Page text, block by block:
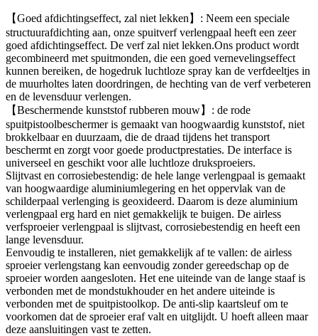
【Goed afdichtingseffect, zal niet lekken】: Neem een speciale
structuurafdichting aan, onze spuitverf verlengpaal heeft een zeer
goed afdichtingseffect. De verf zal niet lekken.Ons product wordt
gecombineerd met spuitmonden, die een goed vernevelingseffect
kunnen bereiken, de hogedruk luchtloze spray kan de verfdeeltjes in
de muurholtes laten doordringen, de hechting van de verf verbeteren
en de levensduur verlengen.
【Beschermende kunststof rubberen mouw】: de rode
spuitpistoolbeschermer is gemaakt van hoogwaardig kunststof, niet
brokkelbaar en duurzaam, die de draad tijdens het transport
beschermt en zorgt voor goede productprestaties. De interface is
universeel en geschikt voor alle luchtloze druksproeiers.
Slijtvast en corrosiebestendig: de hele lange verlengpaal is gemaakt
van hoogwaardige aluminiumlegering en het oppervlak van de
schilderpaal verlenging is geoxideerd. Daarom is deze aluminium
verlengpaal erg hard en niet gemakkelijk te buigen. De airless
verfsproeier verlengpaal is slijtvast, corrosiebestendig en heeft een
lange levensduur.
Eenvoudig te installeren, niet gemakkelijk af te vallen: de airless
sproeier verlengstang kan eenvoudig zonder gereedschap op de
sproeier worden aangesloten. Het ene uiteinde van de lange staaf is
verbonden met de mondstukhouder en het andere uiteinde is
verbonden met de spuitpistoolkop. De anti-slip kaartsleuf om te
voorkomen dat de sproeier eraf valt en uitglijdt. U hoeft alleen maar
deze aansluitingen vast te zetten.